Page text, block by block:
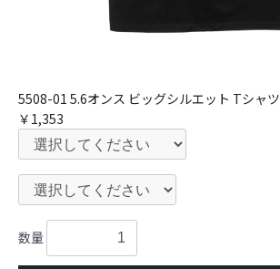
5508-01 5.6オンス ビッグシルエット Tシャツ
￥1,353
数量